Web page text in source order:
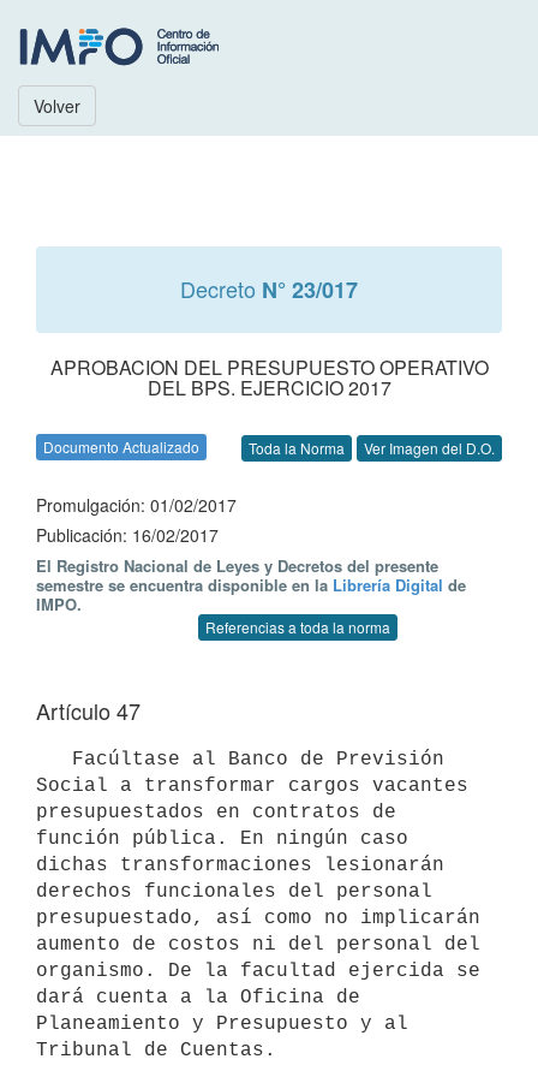
Volver
Decreto N° 23/017
APROBACION DEL PRESUPUESTO OPERATIVO
DEL BPS. EJERCICIO 2017
Documento Actualizado Toda la Norma Ver Imagen del D.O.
Promulgación: 01/02/2017
Publicación: 16/02/2017
El Registro Nacional de Leyes y Decretos del presente
semestre se encuentra disponible en la Librería Digital de
IMPO.
Referencias a toda la norma
Artículo 47
Social a transformar cargos vacantes
presupuestados en contratos de
función pública. En ningún caso
dichas transformaciones lesionarán
derechos funcionales del personal
presupuestado, así como no implicarán
aumento de costos ni del personal del
organismo. De la facultad ejercida se
dará cuenta a la Oficina de
Planeamiento y Presupuesto y al